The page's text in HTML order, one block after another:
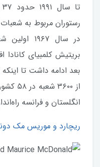
رستوران مربوط به
در سال
بریتیش کلمبیای
از
انگلستان و فرانسه
ریچارد و موریس مک